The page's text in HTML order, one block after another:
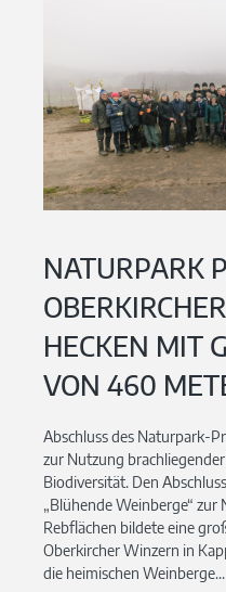
NATURPARK
HECKEN MIT
VON 460
Abschluss des Naturpark-
zur Nutzung
Biodiversität. Den
„Blühende Weinberge“
Rebflächen bildete eine
Oberkircher Winzern in
die heimischen Weinberge...